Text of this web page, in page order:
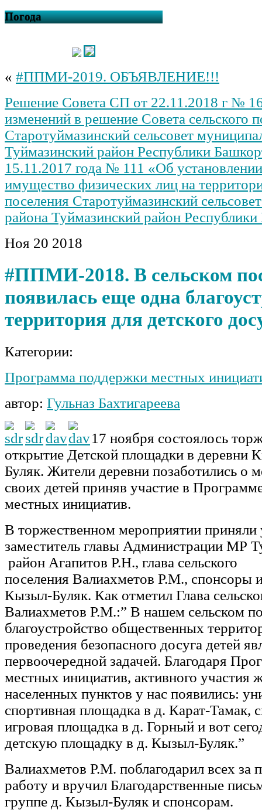
Погода
« #ППМИ-2019. ОБЪЯВЛЕНИЕ!!!
Решение Совета СП от 22.11.2018 г №
изменений в решение Совета сельского
Старотуймазинский сельсовет
Туймазинский район Республики
15.11.2017 года № 111 «Об
имущество физических лиц на
поселения Старотуймазинский
района Туймазинский район
Ноя 20 2018
#ППМИ-2018. В сельском
появилась еще одна
территория для детского
Категории:
Программа поддержки местных
автор: Гульназ Бахтигареева
17 ноября состоялось
открытие Детской площадки в деревни
Буляк. Жители деревни позаботились о
своих детей приняв участие в
местных инициатив.
В торжественном мероприятии приняли
заместитель главы Администрации МР
район Агапитов Р.Н., глава сельского
поселения Валиахметов Р.М., спонсоры
Кызыл-Буляк. Как отметил Глава
Валиахметов Р.М.:” В нашем сельском
благоустройство общественных
проведения безопасного досуга детей
первоочередной задачей. Благодаря
местных инициатив, активного участия
населенных пунктов у нас появились:
спортивная площадка в д. Карат-Тамак,
игровая площадка в д. Горный и вот
детскую площадку в д. Кызыл-Буляк.”
Валиахметов Р.М. поблагодарил всех за
работу и вручил Благодарственные
группе д. Кызыл-Буляк и спонсорам.